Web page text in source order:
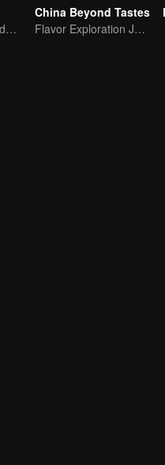
Mapa de Sabores da China
China Beyond Tastes
Flavor Exploration Journey of Chen Xiaoqing